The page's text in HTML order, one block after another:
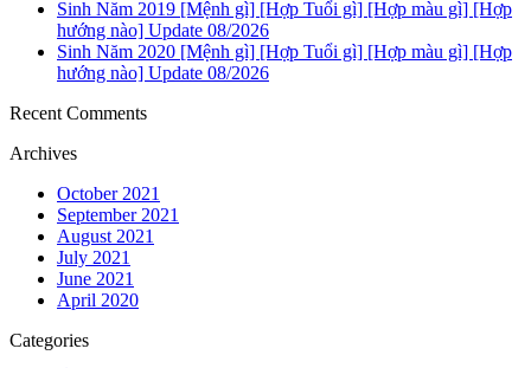
Sinh Năm 2019 [Mệnh gì] [Hợp Tuổi gì] [Hợp màu gì] [Hợp
hướng nào] Update 08/2026
Sinh Năm 2020 [Mệnh gì] [Hợp Tuổi gì] [Hợp màu gì] [Hợp
hướng nào] Update 08/2026
Recent Comments
Archives
October 2021
September 2021
August 2021
July 2021
June 2021
April 2020
Categories